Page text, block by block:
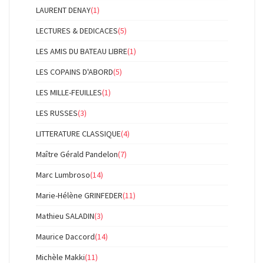
LAURENT DENAY(1)
LECTURES & DEDICACES(5)
LES AMIS DU BATEAU LIBRE(1)
LES COPAINS D'ABORD(5)
LES MILLE-FEUILLES(1)
LES RUSSES(3)
LITTERATURE CLASSIQUE(4)
Maître Gérald Pandelon(7)
Marc Lumbroso(14)
Marie-Hélène GRINFEDER(11)
Mathieu SALADIN(3)
Maurice Daccord(14)
Michèle Makki(11)